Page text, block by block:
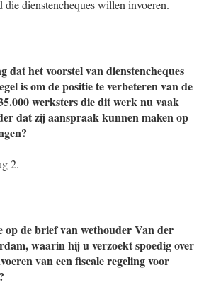
die dienstencheques willen invoeren.
dat het voorstel van dienstencheques
is om de positie te verbeteren van de
werksters die dit werk nu vaak
dat zij aanspraak kunnen maken op
2.
op de brief van wethouder Van der
waarin hij u verzoekt spoedig over
van een fiscale regeling voor